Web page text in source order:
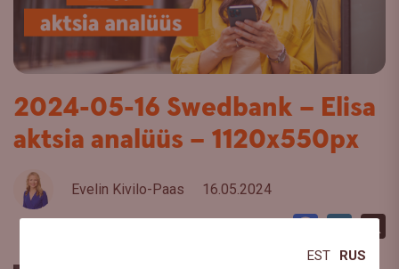
EST RUS
2024-05-16 Swedbank – Elisa
aktsia analüüs – 1120x550px
Evelin Kivilo-Paas 16.05.2024
Facebook